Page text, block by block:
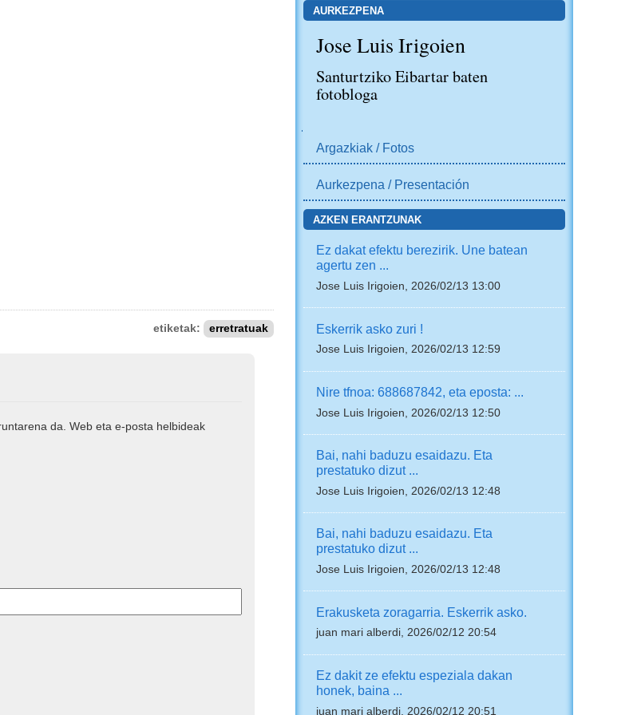
etiketak: erretratuak
da. Web eta e-posta helbideak
AURKEZPENA
Jose Luis Irigoien
Santurtziko Eibartar baten
fotobloga
Argazkiak / Fotos
Aurkezpena / Presentación
AZKEN ERANTZUNAK
Ez dakat efektu berezirik. Une batean
agertu zen ...
Jose Luis Irigoien, 2026/02/13 13:00
Eskerrik asko zuri !
Jose Luis Irigoien, 2026/02/13 12:59
Nire tfnoa: 688687842, eta eposta: ...
Jose Luis Irigoien, 2026/02/13 12:50
Bai, nahi baduzu esaidazu. Eta
prestatuko dizut ...
Jose Luis Irigoien, 2026/02/13 12:48
Bai, nahi baduzu esaidazu. Eta
prestatuko dizut ...
Jose Luis Irigoien, 2026/02/13 12:48
Erakusketa zoragarria. Eskerrik asko.
juan mari alberdi, 2026/02/12 20:54
Ez dakit ze efektu espeziala dakan
honek, baina ...
juan mari alberdi, 2026/02/12 20:51